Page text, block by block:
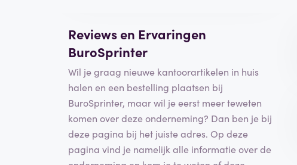
Reviews en Ervaringen
BuroSprinter
Wil je graag nieuwe kantoorartikelen in huis
halen en een bestelling plaatsen bij
BuroSprinter, maar wil je eerst meer teweten
komen over deze onderneming? Dan ben je bij
deze pagina bij het juiste adres. Op deze
pagina vind je namelijk alle informatie over de